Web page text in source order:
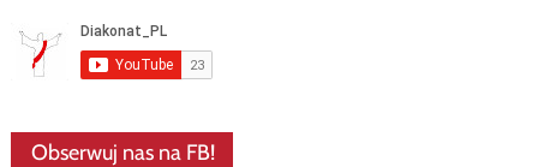
Obserwuj nas na FB!